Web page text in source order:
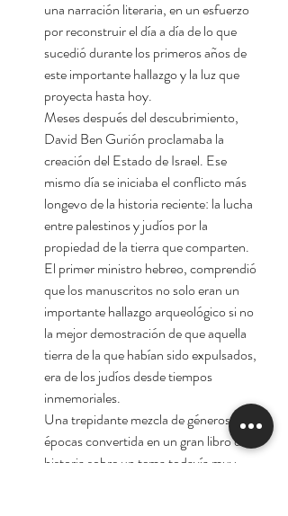
una narración literaria, en un esfuerzo
por reconstruir el día a día de lo que
sucedió durante los primeros años de
este importante hallazgo y la luz que
proyecta hasta hoy.
Meses después del descubrimiento,
David Ben Gurión proclamaba la
creación del Estado de Israel. Ese
mismo día se iniciaba el conflicto más
longevo de la historia reciente: la lucha
entre palestinos y judíos por la
propiedad de la tierra que comparten.
El primer ministro hebreo, comprendió
que los manuscritos no solo eran un
importante hallazgo arqueológico si no
la mejor demostración de que aquella
tierra de la que habían sido expulsados,
era de los judíos desde tiempos
inmemoriales.
Una trepidante mezcla de géneros y
épocas convertida en un gran libro de
historia sobre un tema todavía muy